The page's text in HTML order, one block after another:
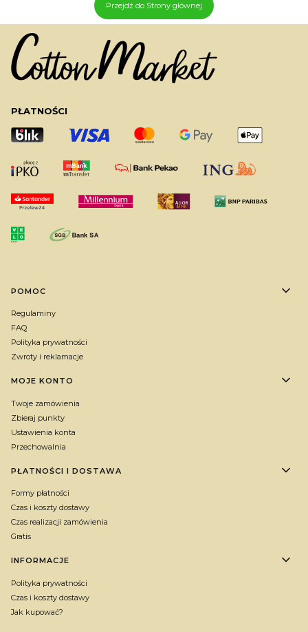
Przejdź do Strony głównej
PŁATNOŚCI
Linki w stopce
POMOC
Regulaminy
FAQ
Polityka prywatności
Zwroty i reklamacje
MOJE KONTO
Twoje zamówienia
Zbieraj punkty
Ustawienia konta
Przechowalnia
PŁATNOŚCI I DOSTAWA
Formy płatności
Czas i koszty dostawy
Czas realizacji zamówienia
Gratis
INFORMACJE
Polityka prywatności
Czas i koszty dostawy
Jak kupować?